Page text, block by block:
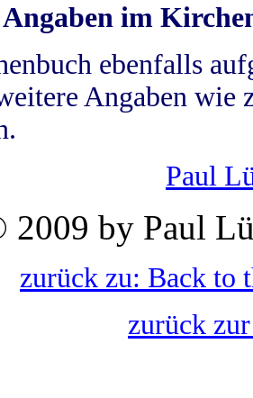
im
ebenfalls
Angaben wie
Paul
2009 by Paul
zurück zu: Back to
zurück